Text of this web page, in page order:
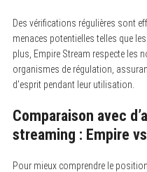
Des vérifications régulières sont
menaces potentielles telles que
plus, Empire Stream respecte les
organismes de régulation,
d’esprit pendant leur utilisation.
Comparaison avec
streaming : Empire
Pour mieux comprendre le